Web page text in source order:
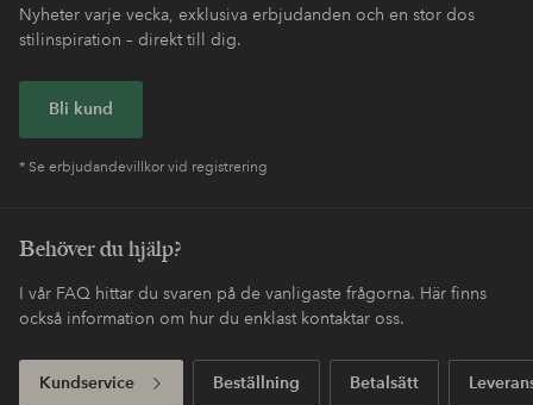
Nyheter varje vecka, exklusiva erbjudanden och en stor dos
stilinspiration – direkt till dig.
Bli kund
* Se erbjudandevillkor vid registrering
Behöver du hjälp?
I vår FAQ hittar du svaren på de vanligaste frågorna. Här finns
också information om hur du enklast kontaktar oss.
Kundservice Beställning Betalsätt